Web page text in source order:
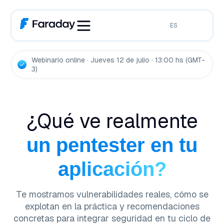
ES
Webinario online · Jueves 12 de julio · 13:00 hs (GMT-
3)
¿Qué ve realmente
un pentester en tu
aplicación?
Te mostramos vulnerabilidades reales, cómo se
explotan en la práctica y recomendaciones
concretas para integrar seguridad en tu ciclo de